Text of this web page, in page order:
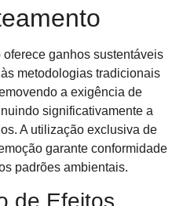
ganhos sustentáveis
metodologias tradicionais
a exigência de
significativamente a
A utilização exclusiva de
garante conformidade
padrões ambientais.
de Efeitos